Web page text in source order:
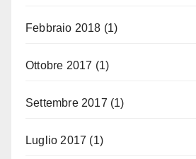
Febbraio 2018 (1)
Ottobre 2017 (1)
Settembre 2017 (1)
Luglio 2017 (1)